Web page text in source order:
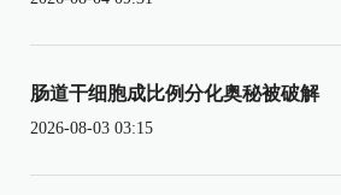
肠道干细胞成比例分化奥秘被破解
2026-08-03 03:15